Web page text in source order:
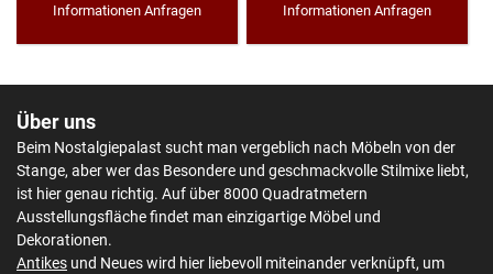
Informationen Anfragen Informationen Anfragen
Über uns
Beim Nostalgiepalast sucht man vergeblich nach Möbeln von der
Stange, aber wer das Besondere und geschmackvolle Stilmixe liebt,
ist hier genau richtig. Auf über 8000 Quadratmetern
Ausstellungsfläche findet man einzigartige Möbel und
Dekorationen.
Antikes und Neues wird hier liebevoll miteinander verknüpft, um